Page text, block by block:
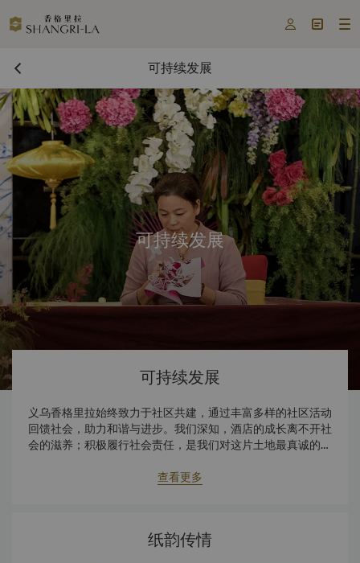
  
可持续发展
可持续发展
可持续发展
义乌香格里拉始终致力于社区共建，通过丰富多样的社区活动
回馈社会，助力和谐与进步。我们深知，酒店的成长离不开社
会的滋养；积极履行社会责任，是我们对这片土地最真诚的感
查看更多
纸韵传情